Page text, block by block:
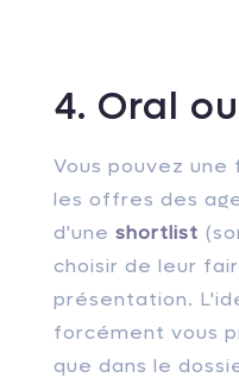
4. Oral
Vous pouvez
les offres des
d'une shortlist
choisir de leur
présentation.
forcément vous
que dans le